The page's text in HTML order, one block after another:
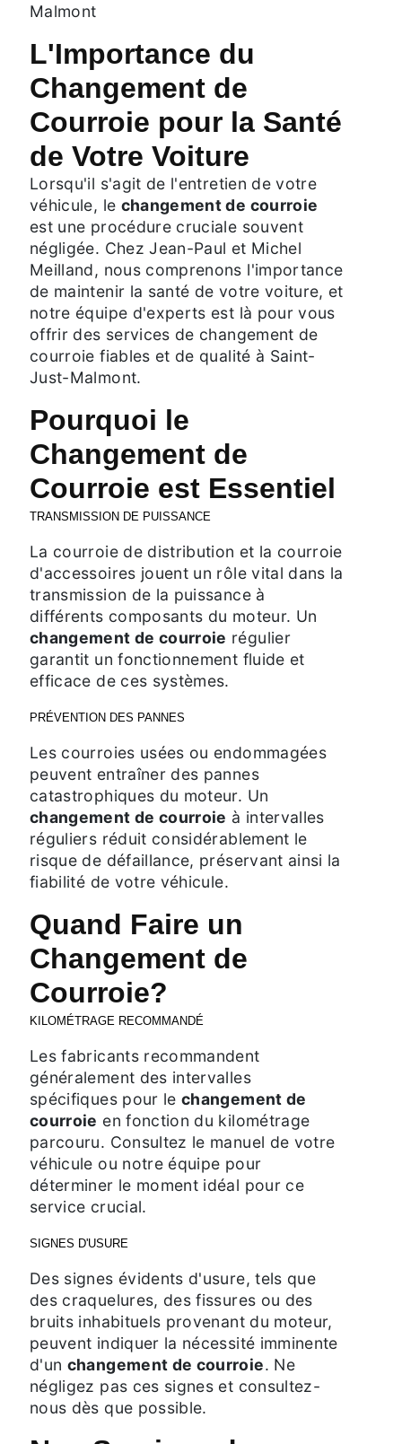
Malmont
L'Importance du
Changement de
Courroie pour la Santé
de Votre Voiture
Lorsqu'il s'agit de l'entretien de votre
véhicule, le changement de courroie
est une procédure cruciale souvent
négligée. Chez Jean-Paul et Michel
Meilland, nous comprenons l'importance
de maintenir la santé de votre voiture, et
notre équipe d'experts est là pour vous
offrir des services de changement de
courroie fiables et de qualité à Saint-
Just-Malmont.
Pourquoi le
Changement de
Courroie est Essentiel
TRANSMISSION DE PUISSANCE
La courroie de distribution et la courroie
d'accessoires jouent un rôle vital dans la
transmission de la puissance à
différents composants du moteur. Un
changement de courroie régulier
garantit un fonctionnement fluide et
efficace de ces systèmes.
PRÉVENTION DES PANNES
Les courroies usées ou endommagées
peuvent entraîner des pannes
catastrophiques du moteur. Un
changement de courroie à intervalles
réguliers réduit considérablement le
risque de défaillance, préservant ainsi la
fiabilité de votre véhicule.
Quand Faire un
Changement de
Courroie?
KILOMÉTRAGE RECOMMANDÉ
Les fabricants recommandent
généralement des intervalles
spécifiques pour lechangement de
courroie en fonction du kilométrage
parcouru. Consultez le manuel de votre
véhicule ou notre équipe pour
déterminer le moment idéal pour ce
service crucial.
SIGNES D'USURE
Des signes évidents d'usure, tels que
des craquelures, des fissures ou des
bruits inhabituels provenant du moteur,
peuvent indiquer la nécessité imminente
d'un changement de courroie. Ne
négligez pas ces signes et consultez-
nous dès que possible.